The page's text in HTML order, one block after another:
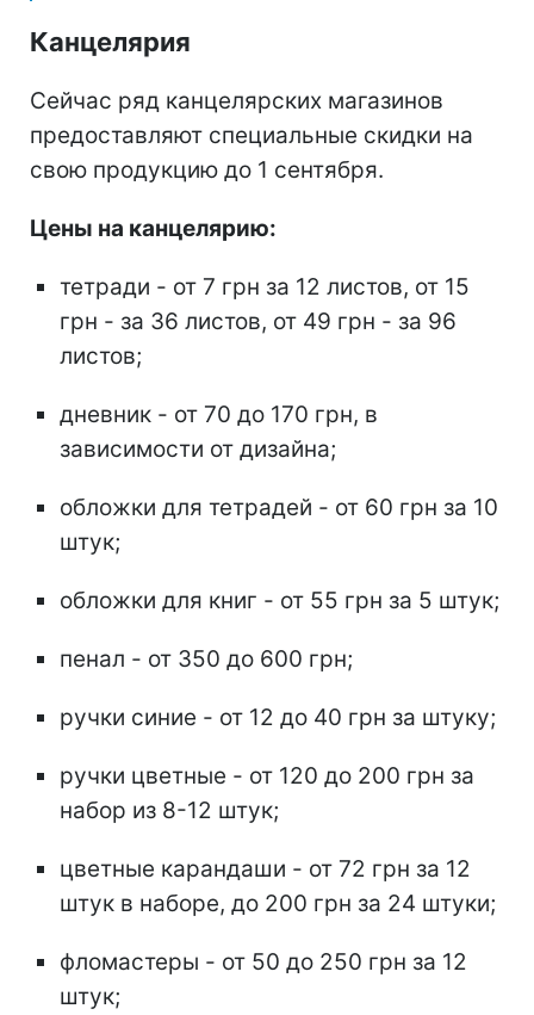
Канцелярия
Сейчас ряд канцелярских магазинов
предоставляют специальные скидки на
свою продукцию до 1 сентября.
Цены на канцелярию:
тетради - от 7 грн за 12 листов, от 15
грн - за 36 листов, от 49 грн - за 96
листов;
дневник - от 70 до 170 грн, в
зависимости от дизайна;
обложки для тетрадей - от 60 грн за 10
штук;
обложки для книг - от 55 грн за 5 штук;
пенал - от 350 до 600 грн;
ручки синие - от 12 до 40 грн за штуку;
ручки цветные - от 120 до 200 грн за
набор из 8-12 штук;
цветные карандаши - от 72 грн за 12
штук в наборе, до 200 грн за 24 штуки;
фломастеры - от 50 до 250 грн за 12
штук;